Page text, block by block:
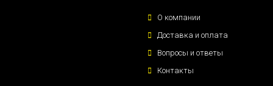
О компании
Доставка и оплата
Вопросы и ответы
Контакты